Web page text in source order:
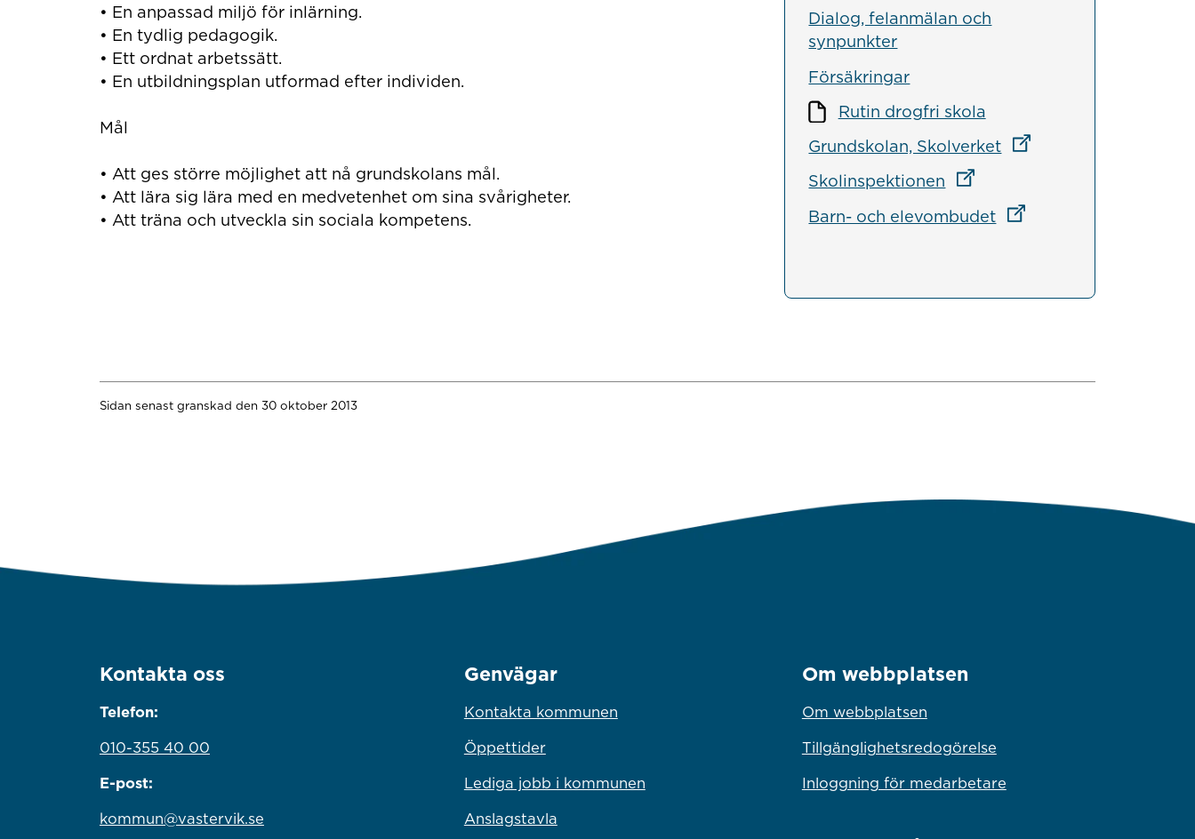
• En anpassad miljö för inlärning.
• En tydlig pedagogik.
• Ett ordnat arbetssätt.
• En utbildningsplan utformad efter individen.
Mål
• Att ges större möjlighet att nå grundskolans mål.
• Att lära sig lära med en medvetenhet om sina svårigheter.
• Att träna och utveckla sin sociala kompetens.
Dialog, felanmälan och
synpunkter
Försäkringar
Rutin drogfri skola
Grundskolan, SkolverketLänk till annan
Skolinspektionen Länk till annan webbplats
Barn- och elevombudetLänk till annan
Sidan senast granskad den 30 oktober 2013
Kontakta oss
Telefon:
010-355 40 00
E-post:
kommun@vastervik.se
Genvägar
Kontakta kommunen
Öppettider
Lediga jobb i kommunen
Anslagstavla
Om webbplatsen
Om webbplatsen
Tillgänglighetsredogörelse
Inloggning för medarbetare